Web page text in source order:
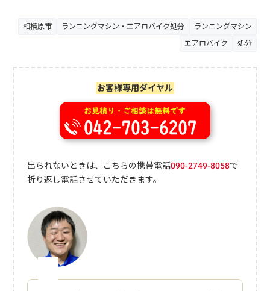
相模原市 ランニングマシン・エアロバイク処分
ランニングマシン
エアロバイク
処分
お客様専用ダイヤル
出られないときは、こちらの携帯電話090-2749-8058で
折り返し電話させていただきます。